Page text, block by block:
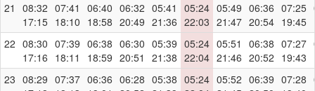
21
08:32
17:15
07:41
18:10
06:40
18:58
06:32
20:49
05:41
21:36
05:24
22:03
05:49
21:47
06:36
20:54
07:25
19:45
22 08:30
17:16
07:39
18:11
06:38
18:59
06:30
20:51
05:39
21:38
05:24
22:04
05:51
21:46
06:38
20:52
07:27
19:43
23 08:29 07:37 06:36 06:28 05:38 05:24 05:52 06:39 07:28